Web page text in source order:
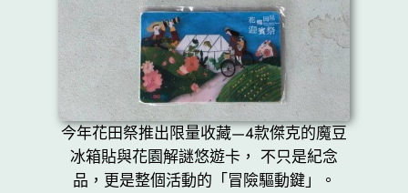
今年花田祭推出限量收藏—4款傑克的魔豆
冰箱貼與花園解謎悠遊卡， 不只是紀念
品，更是整個活動的「冒險驅動鍵」。